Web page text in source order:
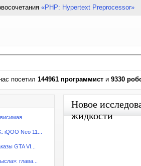
«PHP: Hypertext Preprocessor»
посетил 144961 программист и 9330
iQOO Neo 11...
GTA VI...
глава...
Новое
жидкости